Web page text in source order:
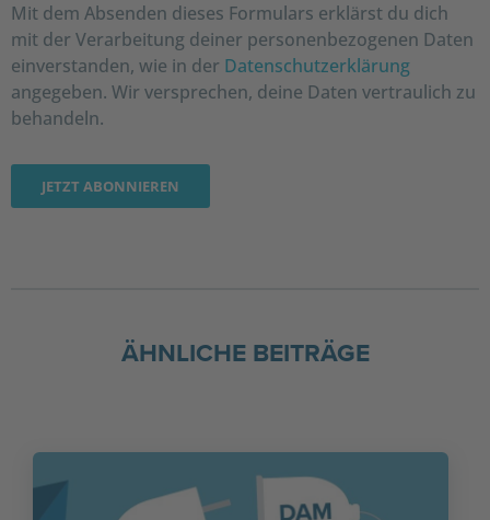
Mit dem Absenden dieses Formulars erklärst du dich
mit der Verarbeitung deiner personenbezogenen Daten
einverstanden, wie in der Datenschutzerklärung
angegeben. Wir versprechen, deine Daten vertraulich zu
behandeln.
ÄHNLICHE BEITRÄGE